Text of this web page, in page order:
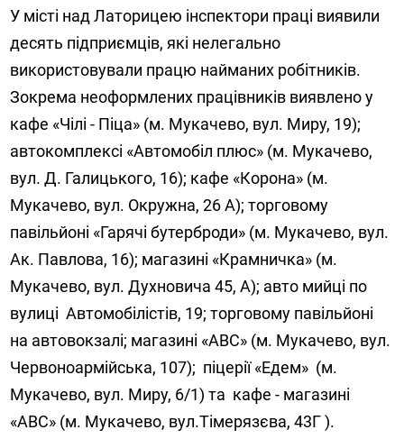
У місті над Латорицею інспектори праці виявили
десять підприємців, які нелегально
використовували працю найманих робітників.
Зокрема неоформлених працівників виявлено у
кафе «Чілі - Піца» (м. Мукачево, вул. Миру, 19);
автокомплексі «Автомобіл плюс» (м. Мукачево,
вул. Д. Галицького, 16); кафе «Корона» (м.
Мукачево, вул. Окружна, 26 А); торговому
павільйоні «Гарячі бутерброди» (м. Мукачево, вул.
Ак. Павлова, 16); магазині «Крамничка» (м.
Мукачево, вул. Духновича 45, А); авто мийці по
вулиці Автомобілістів, 19; торговому павільйоні
на автовокзалі; магазині «АВС» (м. Мукачево, вул.
Червоноармійська, 107); піцерії «Едем» (м.
Мукачево, вул. Миру, 6/1) та кафе - магазині
«АВС» (м. Мукачево, вул.Тімерязєва, 43Г ).